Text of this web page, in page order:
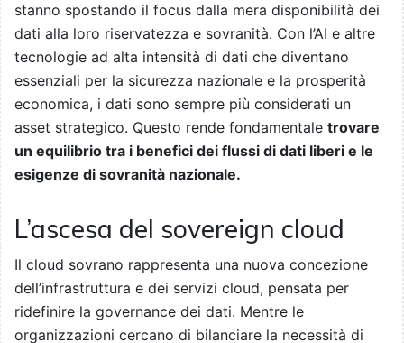
stanno spostando il focus dalla mera disponibilità dei
dati alla loro riservatezza e sovranità. Con l’AI e altre
tecnologie ad alta intensità di dati che diventano
essenziali per la sicurezza nazionale e la prosperità
economica, i dati sono sempre più considerati un
asset strategico. Questo rende fondamentale trovare
un equilibrio tra i benefici dei flussi di dati liberi e le
esigenze di sovranità nazionale.
L’ascesa del sovereign cloud
Il cloud sovrano rappresenta una nuova concezione
dell’infrastruttura e dei servizi cloud, pensata per
ridefinire la governance dei dati. Mentre le
organizzazioni cercano di bilanciare la necessità di